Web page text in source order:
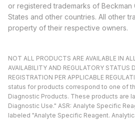
or registered trademarks of Beckman
States and other countries. All other
property of their respective owners.
NOT ALL PRODUCTS ARE AVAILABLE IN
AVAILABILITY AND REGULATORY STATUS
REGISTRATION PER APPLICABLE
status for products correspond to one of
Diagnostic Products. These products are
Diagnostic Use." ASR: Analyte Specific
labeled "Analyte Specific Reagent.